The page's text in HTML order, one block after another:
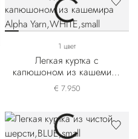
1 цвет
Легкая куртка с
капюшоном из кашемира
Alpha Yarn
€ 7.950